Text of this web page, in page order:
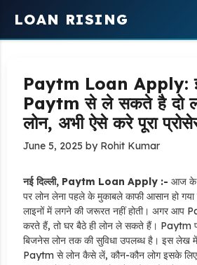
content
LOAN RISING
Paytm Loan Apply:
Paytm से ले सकते है दो
लोन, अभी ऐसे करे पूरा
June 5, 2025 by Rohit Kumar
नई दिल्ली, Paytm Loan Apply :- आज के
पर लोन लेना पहले के मुकाबले काफी आसान हो
लाइनों में लगने की जरूरत नहीं होती। अगर आप
करते हैं, तो घर बैठे ही लोन ले सकते हैं। Paytm
बिजनेस लोन तक की सुविधा उपलब्ध है। इस लेख
Paytm से लोन कैसे लें, कौन-कौन लोग इसके लिए